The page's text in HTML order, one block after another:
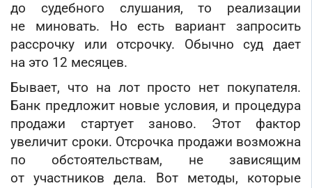
до судебного слушания, то реализации
не миновать. Но есть вариант запросить
рассрочку или отсрочку. Обычно суд дает
на это 12 месяцев.
Бывает, что на лот просто нет покупателя.
Банк предложит новые условия, и процедура
продажи стартует заново. Этот фактор
увеличит сроки. Отсрочка продажи возможна
по обстоятельствам, не зависящим
от участников дела. Вот методы, которые